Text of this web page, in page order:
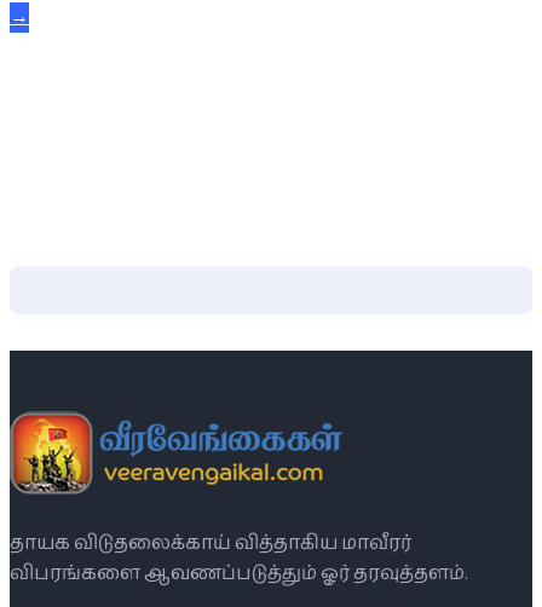
→
தாயக விடுதலைக்காய் வித்தாகிய மாவீரர்
விபரங்களை ஆவணப்படுத்தும் ஓர் தரவுத்தளம்.